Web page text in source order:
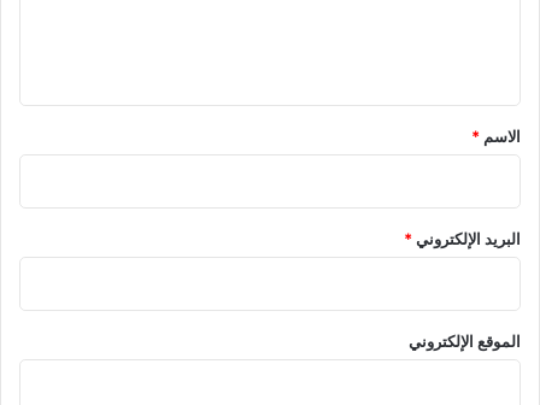
*
الاسم *
البريد الإلكتروني*
الموقع الإلكتروني